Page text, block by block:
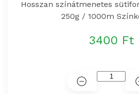
Hosszan színátmenetes
250g / 1000m
3400 Ft